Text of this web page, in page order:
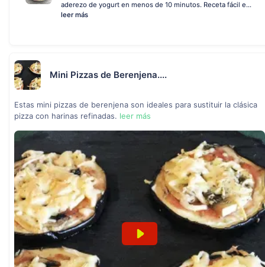
aderezo de yogurt en menos de 10 minutos. Receta fácil e...
leer más
Mini Pizzas de Berenjena....
Estas mini pizzas de berenjena son ideales para sustituir la clásica
pizza con harinas refinadas. leer más